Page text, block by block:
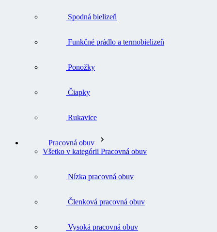
Spodná bielizeň
Funkčné prádlo a termobielizeň
Ponožky
Čiapky
Rukavice
Pracovná obuv
Všetko v kategórii Pracovná obuv
Nízka pracovná obuv
Členková pracovná obuv
Vysoká pracovná obuv